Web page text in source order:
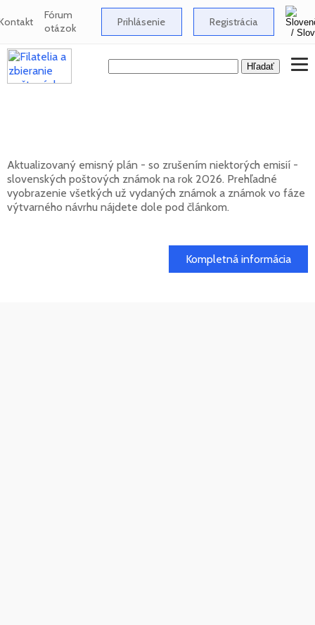
Fórum
otázok Prihlásenie Registrácia
Aktualizovaný emisný plán - so zrušením niektorých emisií -
slovenských poštových známok na rok 2026. Prehľadné
vyobrazenie všetkých už vydaných známok a známok vo fáze
výtvarného návrhu nájdete dole pod článkom.
Kompletná informácia